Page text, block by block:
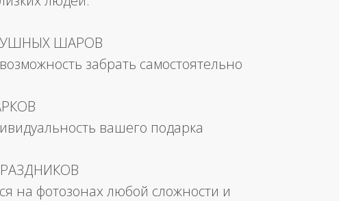
ШАРОВ
забрать самостоятельно
вашего подарка
на фотозонах любой сложности и